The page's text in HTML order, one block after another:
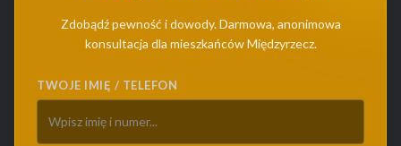
Zdobądź pewność i dowody. Darmowa, anonimowa
konsultacja dla mieszkańców Międzyrzecz.
TWOJE IMIĘ / TELEFON